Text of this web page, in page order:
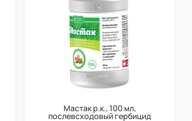
Мастак р.к., 100 мл,
послевсходовый гербицид